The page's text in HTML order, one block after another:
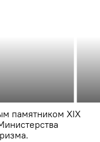
памятником XIX